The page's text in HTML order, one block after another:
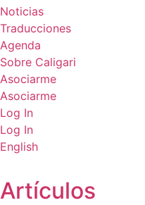
Noticias
Traducciones
Agenda
Sobre Caligari
Asociarme
Asociarme
Log In
Log In
English
Artículos